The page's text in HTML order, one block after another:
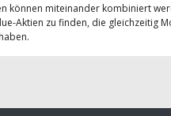
können miteinander kombiniert
Aktien zu finden, die gleichzeitig